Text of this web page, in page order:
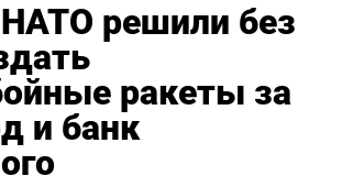
решили без
ракеты за
и банк